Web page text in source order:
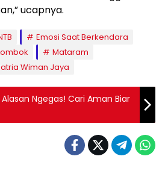
ucapnya.
Emosi Saat Berkendara
Mataram
Wiman Jaya
Ngegas! Cari Aman Biar